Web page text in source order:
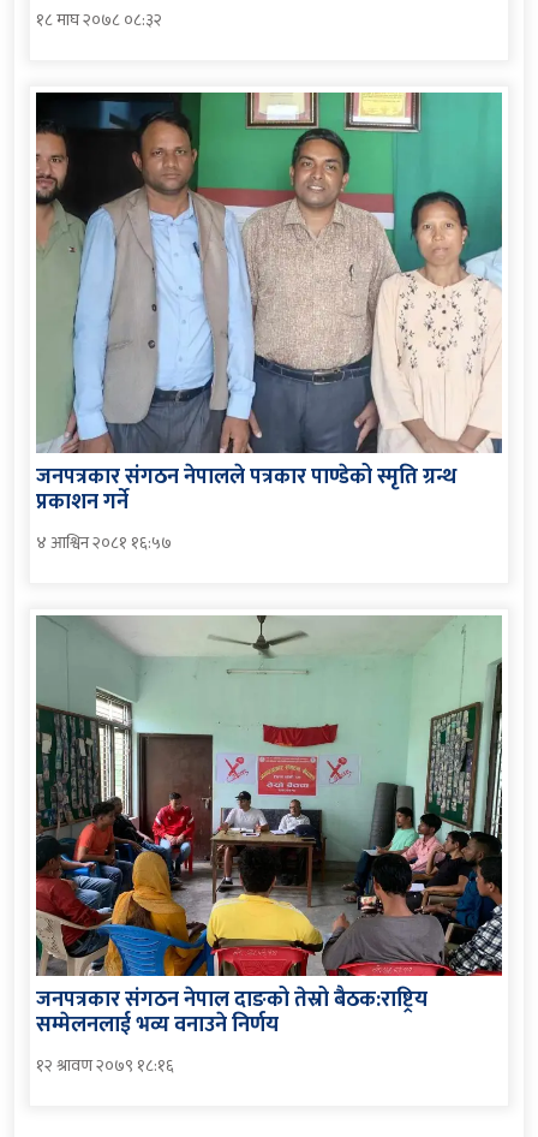
१८ माघ २०७८ ०८:३२
जनपत्रकार संगठन नेपालले पत्रकार पाण्डेको स्मृति ग्रन्थ
प्रकाशन गर्ने
४ आश्विन २०८१ १६:५७
जनपत्रकार संगठन नेपाल दाङको तेस्रो बैठक:राष्ट्रिय
सम्मेलनलाई भव्य वनाउने निर्णय
१२ श्रावण २०७९ १८:१६